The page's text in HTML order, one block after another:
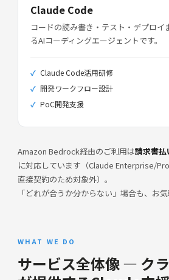
Claude Code
コードの読み書き・テスト・デプロイ
るAIコーディングエージェントです。
Claude Code活用研修
開発ワークフロー設計
PoC開発支援
Amazon Bedrock経由のご利用は請求書払
に対応しています（Claude Enterprise/
直接契約のため対象外）。
「どれが合うか分からない」場合も、お
WHAT WE DO
サービス全体像 — ク